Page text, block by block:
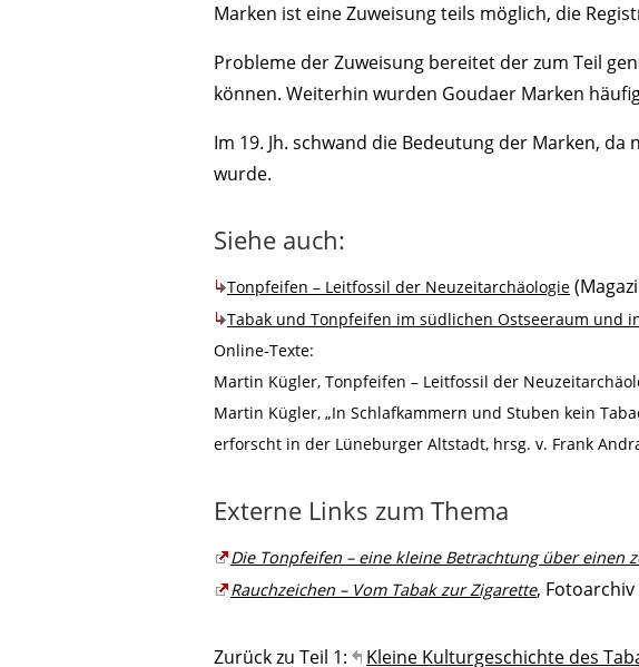
Marken ist eine Zuweisung teils möglich, die
Probleme der Zuweisung bereitet der zum Teil
können. Weiterhin wurden Goudaer Marken
Im 19. Jh. schwand die Bedeutung der Marken,
wurde.
Siehe auch:
Tonpfeifen – Leitfossil der Neuzeitarchäologie
Tabak und Tonpfeifen im südlichen Ostseeraum und
Online-Texte:
Martin Kügler, Tonpfeifen – Leitfossil der
Martin Kügler, „In Schlafkammern und Stuben kein
erforscht in der Lüneburger Altstadt, hrsg. v. Frank
Externe Links zum Thema
Die Tonpfeifen – eine kleine Betrachtung über einen
Rauchzeichen – Vom Tabak zur Zigarette,
Zurück zu Teil 1: Kleine Kulturgeschichte des